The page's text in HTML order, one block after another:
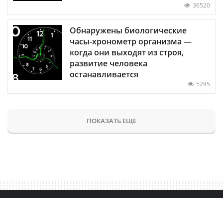
36520
Обнаружены биологические
часы-хронометр организма —
когда они выходят из строя,
развитие человека
останавливается
5285
ПОКАЗАТЬ ЕЩЕ